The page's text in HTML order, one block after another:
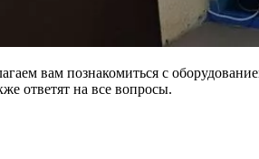
вам познакомиться с
ответят на все вопросы.